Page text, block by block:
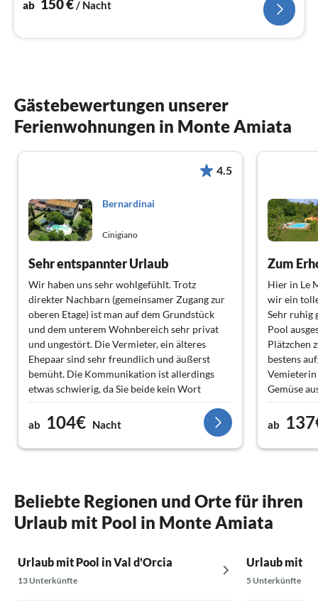
ab 150€/ Nacht
Gästebewertungen unserer
Ferienwohnungen in Monte Amiata
4.5
Bernardinai
Cinigiano
Sehr entspannter Urlaub
Wir haben uns sehr wohlgefühlt. Trotz
direkter Nachbarn (gemeinsamer Zugang zur
oberen Etage) ist man auf dem Grundstück
und dem unterem Wohnbereich sehr privat
und ungestört. Die Vermieter, ein älteres
Ehepaar sind sehr freundlich und äußerst
bemüht. Die Kommunikation ist allerdings
etwas schwierig, da Sie beide kein Wort
Englisch sprechen. Das Haus ist typisch
toskanisch sehr geschmackvoll eingerichtet.
Wir würden wiederkommen. Wer Ruhe sucht
findet Sie an diesem Ort garantiert. Ein großes
ansprechbar.
ab 104€ Nacht
Zum
Hier in Le
wir ein
Sehr ruhig
Pool
Plätzchen
bestens
Gemüse
Das Haus
Zeit.
ab
Beliebte Regionen und Orte für ihren
Urlaub mit Pool in Monte Amiata
Urlaub mit Pool in Val d'Orcia
13 Unterkünfte
Urlaub mit
5 Unterkünfte